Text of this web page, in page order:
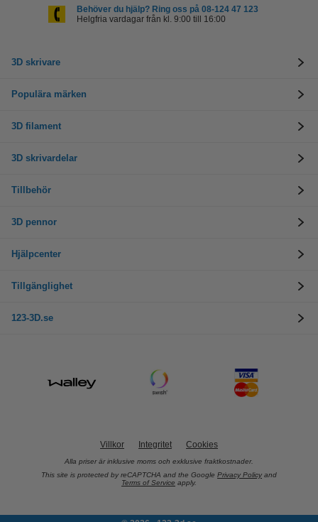
Behöver du hjälp? Ring oss på 08-124 47 123
Helgfria vardagar från kl. 9:00 till 16:00
3D skrivare
Populära märken
3D filament
3D skrivardelar
Tillbehör
3D pennor
Hjälpcenter
Tillgänglighet
123-3D.se
Villkor Integritet Cookies
Alla priser är inklusive moms och exklusive fraktkostnader.
This site is protected by reCAPTCHA and the Google Privacy Policy and
Terms of Service apply.